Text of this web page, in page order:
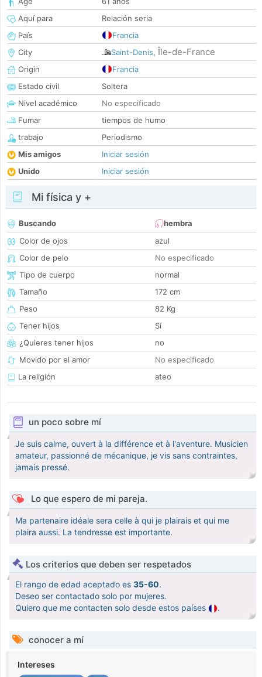
Aquí para
Relación seria
País
Francia
City
Saint-Denis, Île-de-France
Origin
Francia
Estado civil
Soltera
Nivel académico
No especificado
Fumar
tiempos de humo
trabajo
Periodismo
Mis amigos
Iniciar sesión
Unido
Iniciar sesión
Mi física y +
Buscando
hembra
Color de ojos
azul
Color de pelo
No especificado
Tipo de cuerpo
normal
Tamaño
172 cm
Peso
82 Kg
Tener hijos
Sí
¿Quieres tener hijos
no
Movido por el amor
No especificado
La religión
ateo
un poco sobre mí
Je suis calme, ouvert à la différence et à l'aventure. Musicien
amateur, passionné de mécanique, je vis sans contraintes,
jamais pressé.
Lo que espero de mi pareja.
Ma partenaire idéale sera celle à qui je plairais et qui me
plaira aussi. La tendresse est importante.
Los criterios que deben ser respetados
El rango de edad aceptado es 35-60.
Deseo ser contactado solo por mujeres.
Quiero que me contacten solo desde estos países
.
conocer a mí
Intereses